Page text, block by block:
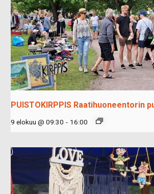
PUISTOKIRPPIS Raatihuoneentorin
9 elokuu @ 09:30 - 16:00